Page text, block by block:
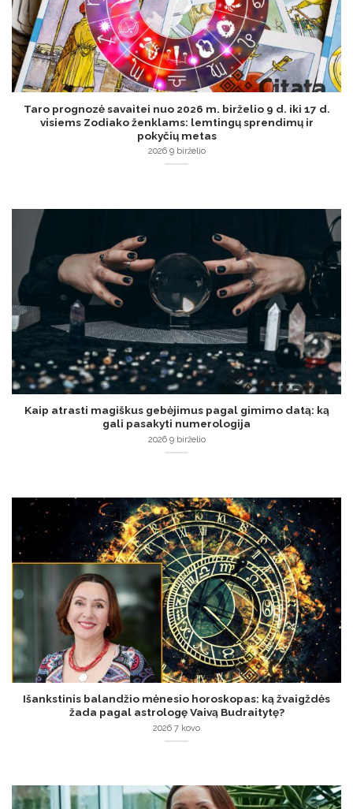
Taro prognozė savaitei nuo 2026 m. birželio 9 d. iki 17 d.
visiems Zodiako ženklams: lemtingų sprendimų ir
pokyčių metas
2026 9 birželio
Kaip atrasti magiškus gebėjimus pagal gimimo datą: ką
gali pasakyti numerologija
2026 9 birželio
Išankstinis balandžio mėnesio horoskopas: ką žvaigždės
žada pagal astrologę Vaivą Budraitytę?
2026 7 kovo